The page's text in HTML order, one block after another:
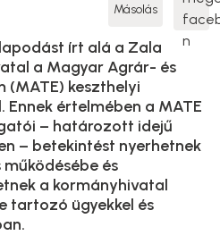
Másolás
írt alá a Zala
a Magyar Agrár- és
(MATE) keszthelyi
Ennek értelmében a MATE
– határozott idejű
– betekintést nyerhetnek
és
a kormányhivatal
tartozó ügyekkel és